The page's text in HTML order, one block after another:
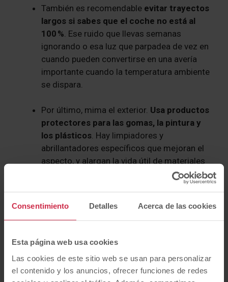
Consentimiento Detalles Acerca de las cookies
Esta página web usa cookies
Las cookies de este sitio web se usan para personalizar
el contenido y los anuncios, ofrecer funciones de redes
También es recomendable evitar trayectos
largos si sabes que el coche no está al
100 % . Ese ruido que llevas semanas
ignorando o esa luz que parpadea de vez en
cuando pueden convertirse en una avería
importante cuando la temperatura ambiente
se dispara.
Por último, mima el exterior. Usa productos
protectores para las gomas, la pintura y
los plásticos. Hay limpiadores y
abrillantadores específicos que mejoran el
aspecto, y alargan la vida útil de materiales
que sufren con los rayos UV. Si puedes, lava
el coche a mano: el contacto directo ayuda a
simple vista no se notan.
Con un poco de previsión y mimo, los
tranquilos y sin sorpresas.